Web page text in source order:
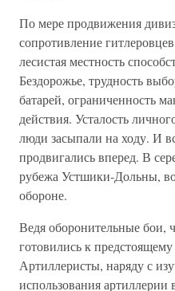
По мере продвижения
сопротивление
лесистая местность
Бездорожье, трудность
батарей, ограниченность
действия. Усталость
люди засыпали на хо­ду. И
продвигались вперед. В
рубежа Устшики-Дольны,
обороне.
Ведя оборонительные бои,
готовились к
Артиллеристы, наряду с
использования артиллерии